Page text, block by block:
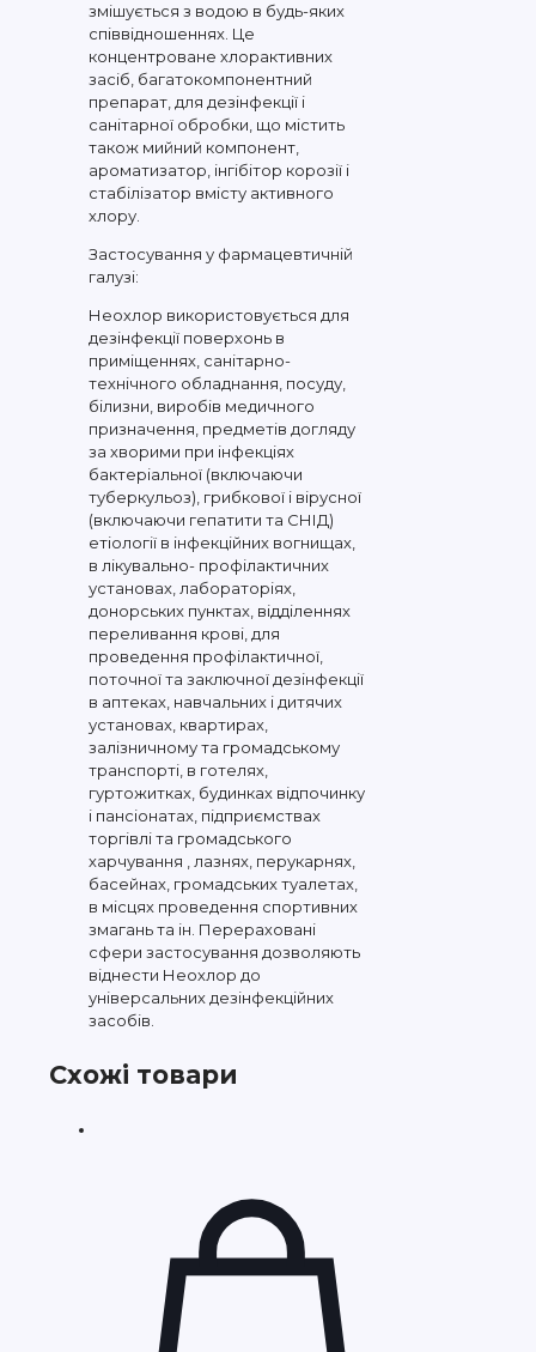
змішується з водою в будь-яких
співвідношеннях. Це
концентроване хлорактивних
засіб, багатокомпонентний
препарат, для дезінфекції і
санітарної обробки, що містить
також мийний компонент,
ароматизатор, інгібітор корозії і
стабілізатор вмісту активного
хлору.
Застосування у фармацевтичній
галузі:
Неохлор використовується для
дезінфекції поверхонь в
приміщеннях, санітарно-
технічного обладнання, посуду,
білизни, виробів медичного
призначення, предметів догляду
за хворими при інфекціях
бактеріальної (включаючи
туберкульоз), грибкової і вірусної
(включаючи гепатити та СНІД)
етіології в інфекційних вогнищах,
в лікувально- профілактичних
установах, лабораторіях,
донорських пунктах, відділеннях
переливання крові, для
проведення профілактичної,
поточної та заключної дезінфекції
в аптеках, навчальних і дитячих
установах, квартирах,
залізничному та громадському
транспорті, в готелях,
гуртожитках, будинках відпочинку
і пансіонатах, підприємствах
торгівлі та громадського
харчування , лазнях, перукарнях,
басейнах, громадських туалетах,
в місцях проведення спортивних
змагань та ін. Перераховані
сфери застосування дозволяють
віднести Неохлор до
універсальних дезінфекційних
засобів.
Схожі товари